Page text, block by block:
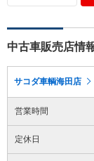
中古車販売店情
サコダ車輌海田店
営業時間
定休日